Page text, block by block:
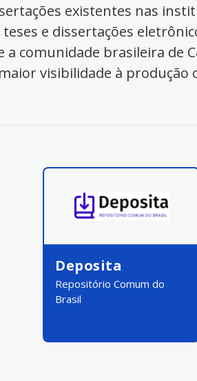
existentes nas
e dissertações
a comunidade brasileira de
visibilidade à produção
Deposita
Repositório Comum do
Brasil